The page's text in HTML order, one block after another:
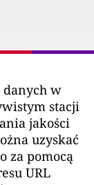
danych w
stacji
jakości
uzyskać
za pomocą
URL